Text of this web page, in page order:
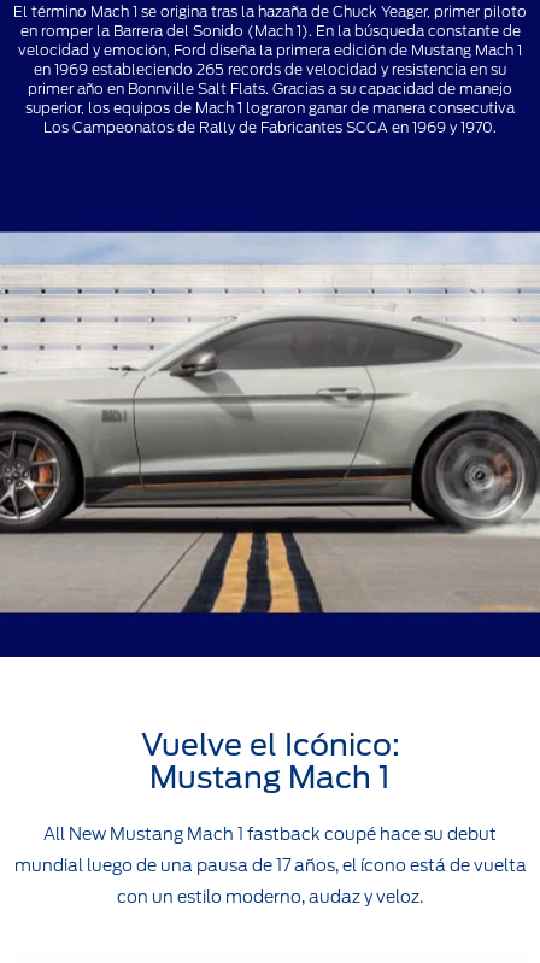
El término Mach 1 se origina tras la hazaña de Chuck Yeager, primer piloto
en romper la Barrera del Sonido (Mach 1). En la búsqueda constante de
velocidad y emoción, Ford diseña la primera edición de Mustang Mach 1
en 1969 estableciendo 265 records de velocidad y resistencia en su
primer año en Bonnville Salt Flats. Gracias a su capacidad de manejo
superior, los equipos de Mach 1 lograron ganar de manera consecutiva
Los Campeonatos de Rally de Fabricantes SCCA en 1969 y 1970.
Vuelve el Icónico:
Mustang Mach 1
All New Mustang Mach 1 fastback coupé hace su debut
mundial luego de una pausa de 17 años, el ícono está de vuelta
con un estilo moderno, audaz y veloz.